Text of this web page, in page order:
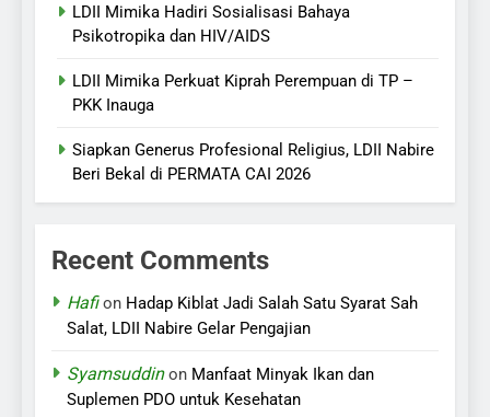
LDII Mimika Hadiri Sosialisasi Bahaya
Psikotropika dan HIV/AIDS
LDII Mimika Perkuat Kiprah Perempuan di TP –
PKK Inauga
Siapkan Generus Profesional Religius, LDII Nabire
Beri Bekal di PERMATA CAI 2026
Recent Comments
Hafion Hadap Kiblat Jadi Salah Satu Syarat Sah
Salat, LDII Nabire Gelar Pengajian
Syamsuddinon Manfaat Minyak Ikan dan
Suplemen PDO untuk Kesehatan